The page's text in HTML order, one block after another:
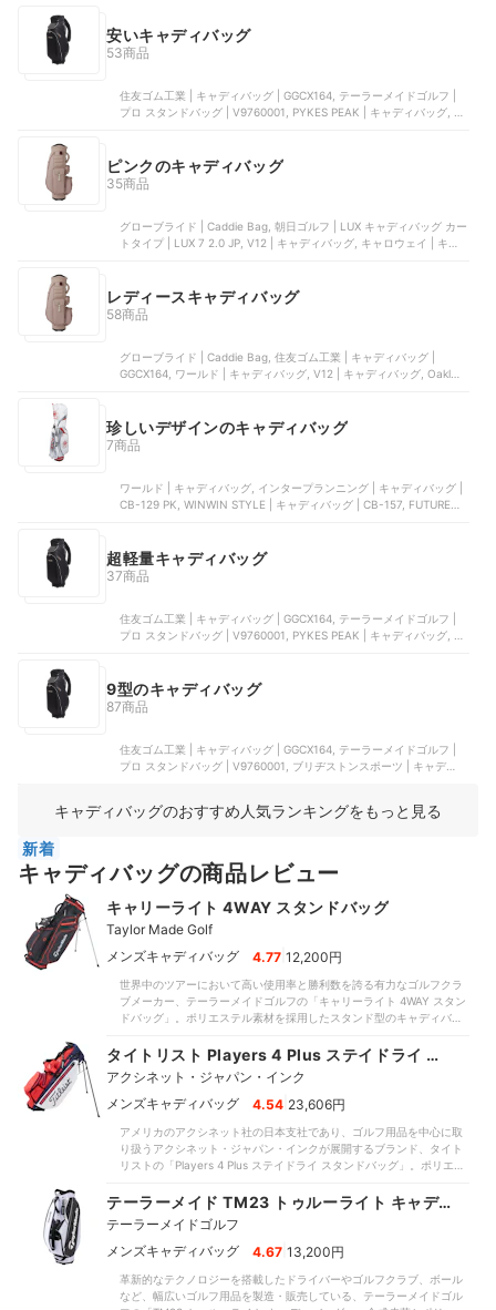
安いキャディバッグ
53商品
住友ゴム工業 | キャディバッグ | GGCX164, テーラーメイドゴルフ |
プロ スタンドバッグ | V9760001, PYKES PEAK | キャディバッグ, グ
ピンクのキャディバッグ
35商品
グローブライド | Caddie Bag, 朝日ゴルフ | LUX キャディバッグ カー
トタイプ | LUX 7 2.0 JP, V12 | キャディバッグ, キャロウェイ | キャ
レディースキャディバッグ
58商品
グローブライド | Caddie Bag, 住友ゴム工業 | キャディバッグ |
GGCX164, ワールド | キャディバッグ, V12 | キャディバッグ, Oakley
珍しいデザインのキャディバッグ
7商品
ワールド | キャディバッグ, インタープランニング | キャディバッグ |
CB-129 PK, WINWIN STYLE | キャディバッグ | CB-157, FUTURE
超軽量キャディバッグ
37商品
住友ゴム工業 | キャディバッグ | GGCX164, テーラーメイドゴルフ |
プロ スタンドバッグ | V9760001, PYKES PEAK | キャディバッグ, グ
9型のキャディバッグ
87商品
住友ゴム工業 | キャディバッグ | GGCX164, テーラーメイドゴルフ |
プロ スタンドバッグ | V9760001, ブリヂストンスポーツ | キャディバ
キャディバッグのおすすめ人気ランキングをもっと見る
新着
キャディバッグの商品レビュー
キャリーライト 4WAY スタンドバッグ
Taylor Made Golf
メンズキャディバッグ
4.77 12,200円
世界中のツアーにおいて高い使用率と勝利数を誇る有力なゴルフクラ
ブメーカー、テーラーメイドゴルフの「キャリーライト 4WAY スタン
ドバッグ」。ポリエステル素材を採用したスタンド型のキャディバッ
証では、持ち手が鋲で留められていて芯があるので、しっかり補強さ
れている印象。短い距離の移動や車での積み下ろし作業などを楽に行
えました。また、肩掛けパッドのタイプはダブルで本体重量は2.25kg
と非常に軽量であるため、クラブやボールを収納しても快適に持ち運
のに必要なゴルフ用品を十分な数収納できました。サイドポケットに
レインウェアを上下セットでスムーズに収納できる点もメリット。ま
た、ペットボトル専用のポケットがある点はうれしいポイントです。
ラブを出し入れする際にクラブ同士が干渉しやすいのが気になりまし
た。フロントポケットの内部に補強板がないので、荷物の干渉によっ
てややドライバーが突っかかりやすく入れにくい印象です。
タイトリスト Players 4 Plus ステイドライ ス
タンドバッグ
アクシネット・ジャパン・インク
メンズキャディバッグ
4.54 23,606円
アメリカのアクシネット社の日本支社であり、ゴルフ用品を中心に取
り扱うアクシネット・ジャパン・インクが展開するブランド、タイト
リストの「Players 4 Plus ステイドライ スタンドバッグ」。ポリエス
47インチまで対応しています。持ち運びやすさの検証では、本体重量
がわずか2.29kgと非常に軽量で肩掛けパッドのタイプがダブルなの
で、ゴルフ用品を入れても快適に持ち運べます。持ち手の補強はされ
ていないものの、シーンによって肩掛けしたり背負って持ち運んだり
ェアを上下セットでスムーズに収納できるうえペットボトル専用のポ
ケットがある点はうれしいポイント。また、コースをプレーするのに
テーラーメイド TM23 トゥルーライト キャデ
ィバッグ
テーラーメイドゴルフ
メンズキャディバッグ
4.67 13,200円
革新的なテクノロジーを搭載したドライバーやゴルフクラブ、ボール
など、幅広いゴルフ用品を製造・販売している、テーラーメイドゴル